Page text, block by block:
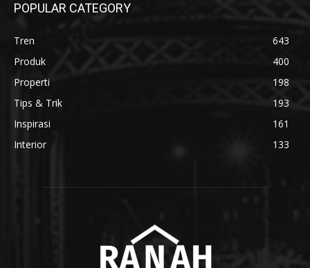
POPULAR CATEGORY
Tren
643
Produk
400
Properti
198
Tips & Trik
193
Inspirasi
161
Interior
133